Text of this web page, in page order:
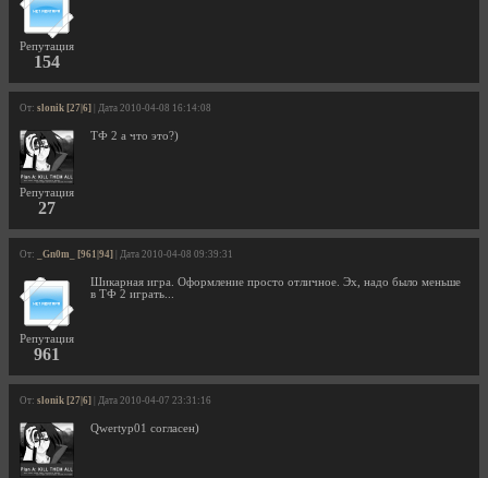
Репутация
154
От: slonik [27|6] | Дата 2010-04-08 16:14:08
Репутация
27
ТФ 2 а что это?)
От: _Gn0m_ [961|94] | Дата 2010-04-08 09:39:31
Репутация
961
Шикарная игра. Оформление просто отличное. Эх, надо было меньше
в ТФ 2 играть...
От: slonik [27|6] | Дата 2010-04-07 23:31:16
Qwertyp01 согласен)